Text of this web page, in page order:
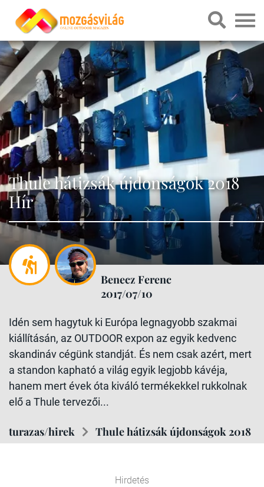
Thule hátizsák újdonságok 2018
Hír
Benecz Ferenc
2017/07/10
Idén sem hagytuk ki Európa legnagyobb szakmai
kiállításán, az OUTDOOR expon az egyik kedvenc
skandináv cégünk standját. És nem csak azért, mert
a standon kapható a világ egyik legjobb kávéja,
hanem mert évek óta kiváló termékekkel rukkolnak
elő a Thule tervezői...
turazas/hirek Thule hátizsák újdonságok 2018
Hirdetés